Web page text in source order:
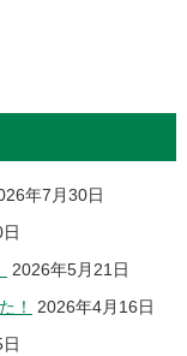
年7月30日
2026年5月21日
！
2026年4月16日